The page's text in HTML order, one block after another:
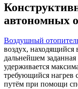
автономных
Воздушный
воздух, находящийся
дальнейшем заданная
удерживается
требующийся нагрев
путём при помощи